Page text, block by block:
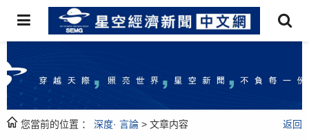
您當前的位置 ： 深度· 言論 > 文章内容 返回